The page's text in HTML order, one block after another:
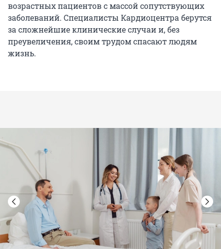
возрастных пациентов с массой сопутствующих
заболеваний. Специалисты Кардиоцентра берутся
за сложнейшие клинические случаи и, без
преувеличения, своим трудом спасают людям
жизнь.